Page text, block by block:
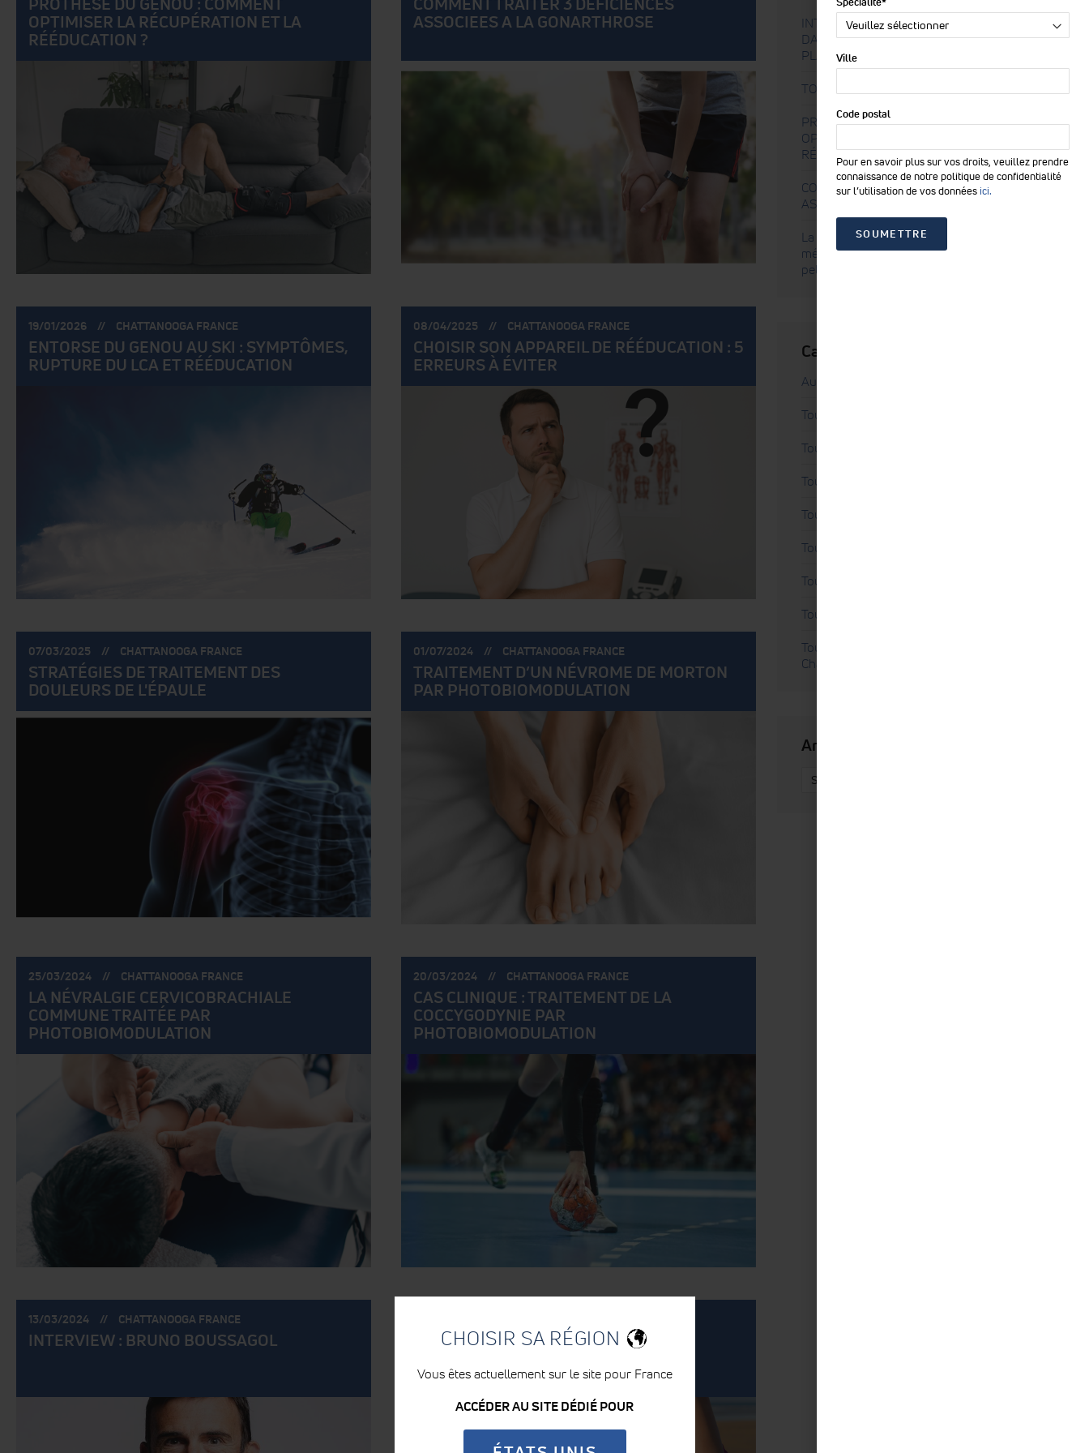
CHOISIR SA RÉGION
Vous êtes actuellement sur le site pour France
ACCÉDER AU SITE DÉDIÉ POUR
PROTHÈSE DU GENOU : COMMENT
OPTIMISER LA RÉCUPÉRATION ET LA
RÉÉDUCATION ?
COMMENT TRAITER 3 DEFICIENCES
ASSOCIEES A LA GONARTHROSE
POSTÉ
19/01/2026 POSTÉ
CHATTANOOGA FRANCE
ENTORSE DU GENOU AU SKI : SYMPTÔMES,
RUPTURE DU LCA ET RÉÉDUCATION
POSTÉ
08/04/2025 POSTÉ
CHATTANOOGA FRANCE
CHOISIR SON APPAREIL DE RÉÉDUCATION : 5
ERREURS À ÉVITER
POSTÉ
07/03/2025 POSTÉ
CHATTANOOGA FRANCE
STRATÉGIES DE TRAITEMENT DES
DOULEURS DE L'ÉPAULE
POSTÉ
01/07/2024 POSTÉ
CHATTANOOGA FRANCE
TRAITEMENT D’UN NÉVROME DE MORTON
PAR PHOTOBIOMODULATION
POSTÉ
25/03/2024 POSTÉ
CHATTANOOGA FRANCE
LA NÉVRALGIE CERVICOBRACHIALE
COMMUNE TRAITÉE PAR
PHOTOBIOMODULATION
POSTÉ
20/03/2024 POSTÉ
CHATTANOOGA FRANCE
CAS CLINIQUE : TRAITEMENT DE LA
COCCYGODYNIE PAR
PHOTOBIOMODULATION
POSTÉ
13/03/2024 POSTÉ
CHATTANOOGA FRANCE
INTERVIEW : BRUNO BOUSSAGOL
PAR:
CAS CLINIQUE : TRAITEMENT D’UNE
THÉRAPIE-COMBINÉE
INTÉRÊT DE LA TECHNOLOGIE TECAR
DANS LE TRAITEMENT DE LA FASCIITE
PLANTAIRE
TOUT SAVOIR SUR LA TECAR THÉRAPIE
PROTHÈSE DU GENOU : COMMENT
OPTIMISER LA RÉCUPÉRATION ET LA
RÉÉDUCATION ?
COMMENT TRAITER 3 DEFICIENCES
ASSOCIEES A LA GONARTHROSE
La TENS, une approche non
médicamenteuse pour la congestion
pelvienne
Categories
Autre
Tout savoir sur l'Échographie
Tout savoir sur l'Électrostimulation
Tout savoir sur l'Électrothérapie
Tout savoir sur la Décompression
Tout savoir sur la Thérapie Laser
Tout savoir sur les Ondes de Choc
Tout savoir sur les Tables
Tout savoir sur nos Centres d'Excellence
Chattanooga®
Archives
Ville
Code postal
Pour en savoir plus sur vos droits, veuillez prendre
connaissance de notre politique de confidentialité
sur l’utilisation de vos donnéesici.